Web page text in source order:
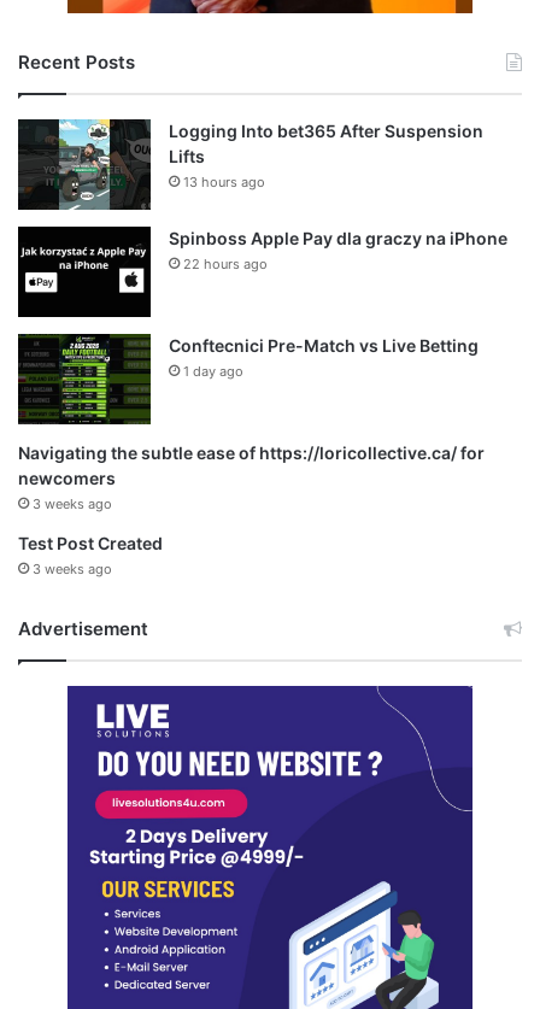
Recent Posts
Logging Into bet365 After Suspension
Lifts
13 hours ago
Spinboss Apple Pay dla graczy na iPhone
22 hours ago
Conftecnici Pre-Match vs Live Betting
1 day ago
Navigating the subtle ease of https://loricollective.ca/ for
newcomers
3 weeks ago
Test Post Created
3 weeks ago
Advertisement